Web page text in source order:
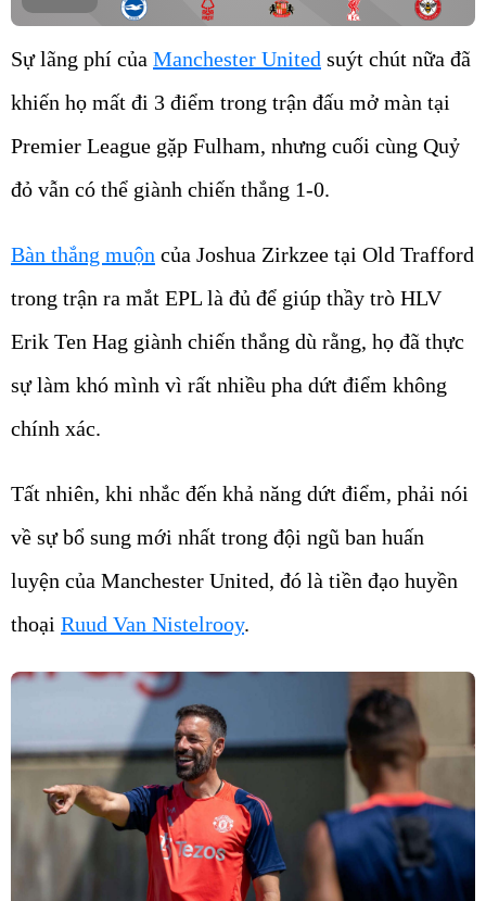
Sự lãng phí của Manchester United suýt chút nữa đã
khiến họ mất đi 3 điểm trong trận đấu mở màn tại
Premier League gặp Fulham, nhưng cuối cùng Quỷ
đỏ vẫn có thể giành chiến thắng 1-0.
Bàn thắng muộn của Joshua Zirkzee tại Old Trafford
trong trận ra mắt EPL là đủ để giúp thầy trò HLV
Erik Ten Hag giành chiến thắng dù rằng, họ đã thực
sự làm khó mình vì rất nhiều pha dứt điểm không
chính xác.
Tất nhiên, khi nhắc đến khả năng dứt điểm, phải nói
về sự bổ sung mới nhất trong đội ngũ ban huấn
luyện của Manchester United, đó là tiền đạo huyền
thoại Ruud Van Nistelrooy.